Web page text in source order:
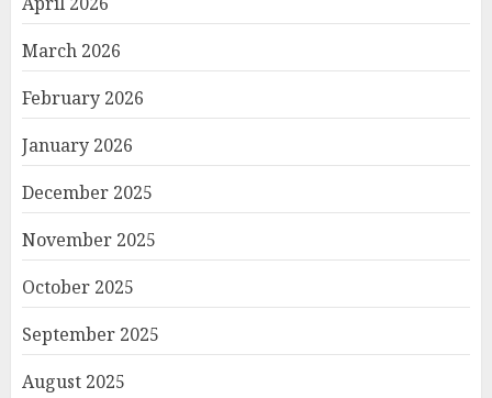
March 2026
February 2026
January 2026
December 2025
November 2025
October 2025
September 2025
August 2025